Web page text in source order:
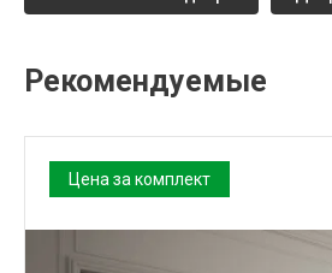
Рекомендуемые
Цена за комплект